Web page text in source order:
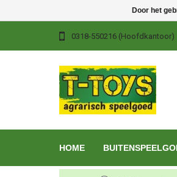
0318-550216 (hoofdkantoor)
HOME
Door het